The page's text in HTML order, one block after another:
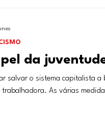
da
salvar o sistema capitalista
trabalhadora. As várias